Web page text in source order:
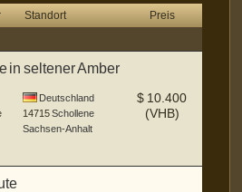
Standort
Preis
in seltener Amber
Deutschland
14715Schollene
Sachsen-Anhalt
$ 10.400
(VHB)